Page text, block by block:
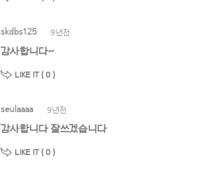
skdbs125 9년전
감사합니다~
LIKE IT ( 0 )
seulaaaa 9년전
감사합니다 잘쓰겠습니다
LIKE IT ( 0 )